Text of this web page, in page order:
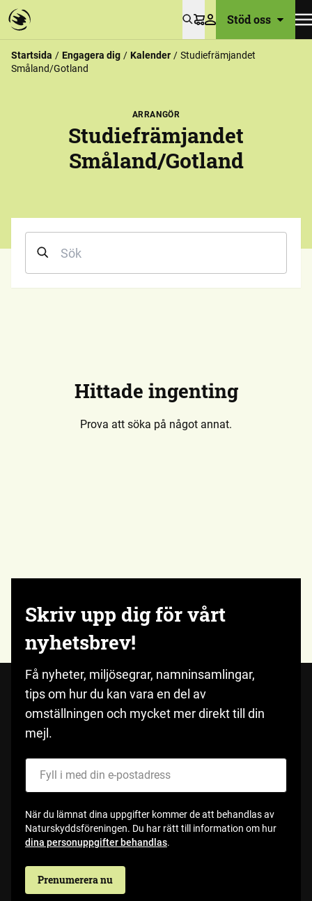
VarukorgStöd oss
Startsida Engagera dig Kalender
Studiefrämjandet
Småland/Gotland
ARRANGÖR
Studiefrämjandet
Småland/Gotland
Hittade ingenting
Prova att söka på något annat.
Skriv upp dig för vårt
nyhetsbrev!
Få nyheter, miljösegrar, namninsamlingar,
tips om hur du kan vara en del av
omställningen och mycket mer direkt till din
mejl.
När du lämnat dina uppgifter kommer de att behandlas av
Naturskyddsföreningen. Du har rätt till information om hur
dina personuppgifter behandlas.
Prenumerera nu